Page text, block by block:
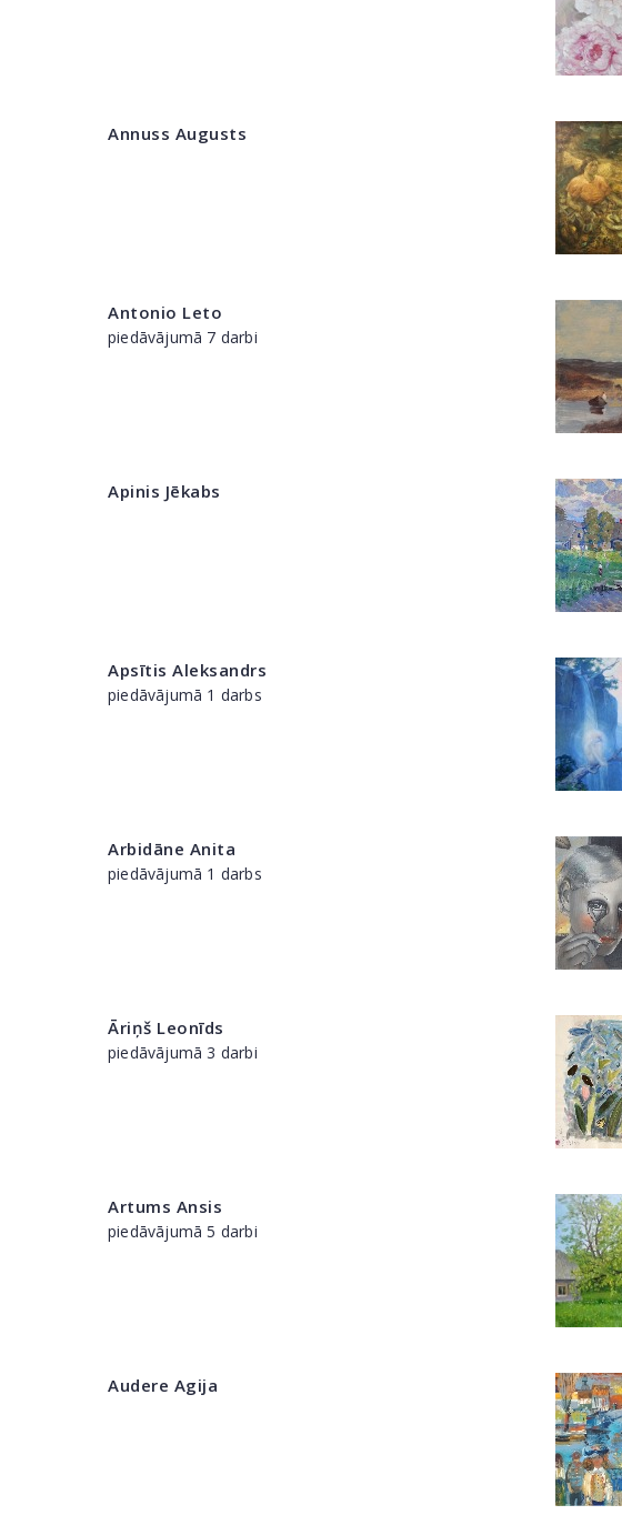
Annuss Augusts
Antonio Leto
piedāvājumā 7 darbi
Apinis Jēkabs
Apsītis Aleksandrs
piedāvājumā 1 darbs
Arbidāne Anita
piedāvājumā 1 darbs
Āriņš Leonīds
piedāvājumā 3 darbi
Artums Ansis
piedāvājumā 5 darbi
Audere Agija